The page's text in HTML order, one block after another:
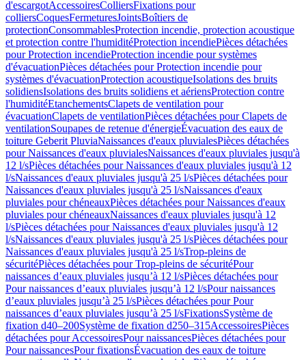
d'escargotAccessoiresColliersFixations pour
colliersCoquesFermeturesJointsBoîtiers de
protectionConsommablesProtection incendie, protection acoustique
et protection contre l'humiditéProtection incendiePièces détachées
pour Protection incendieProtection incendie pour systèmes
d'évacuationPièces détachées pour Protection incendie pour
systèmes d'évacuationProtection acoustiqueIsolations des bruits
solidiensIsolations des bruits solidiens et aériensProtection contre
l'humiditéEtanchementsClapets de ventilation pour
évacuationClapets de ventilationPièces détachées pour Clapets de
ventilationSoupapes de retenue d'énergieÉvacuation des eaux de
toiture Geberit PluviaNaissances d'eaux pluvialesPièces détachées
pour Naissances d'eaux pluvialesNaissances d'eaux pluviales jusqu'à
12 l/sPièces détachées pour Naissances d'eaux pluviales jusqu'à 12
l/sNaissances d'eaux pluviales jusqu'à 25 l/sPièces détachées pour
Naissances d'eaux pluviales jusqu'à 25 l/sNaissances d'eaux
pluviales pour chéneauxPièces détachées pour Naissances d'eaux
pluviales pour chéneauxNaissances d'eaux pluviales jusqu'à 12
l/sPièces détachées pour Naissances d'eaux pluviales jusqu'à 12
l/sNaissances d'eaux pluviales jusqu'à 25 l/sPièces détachées pour
Naissances d'eaux pluviales jusqu'à 25 l/sTrop-pleins de
sécuritéPièces détachées pour Trop-pleins de sécuritéPour
naissances d’eaux pluviales jusqu’à 12 l/sPièces détachées pour
Pour naissances d’eaux pluviales jusqu’à 12 l/sPour naissances
d’eaux pluviales jusqu’à 25 l/sPièces détachées pour Pour
naissances d’eaux pluviales jusqu’à 25 l/sFixationsSystème de
fixation d40–200Système de fixation d250–315AccessoiresPièces
détachées pour AccessoiresPour naissancesPièces détachées pour
Pour naissancesPour fixationsÉvacuation des eaux de toiture